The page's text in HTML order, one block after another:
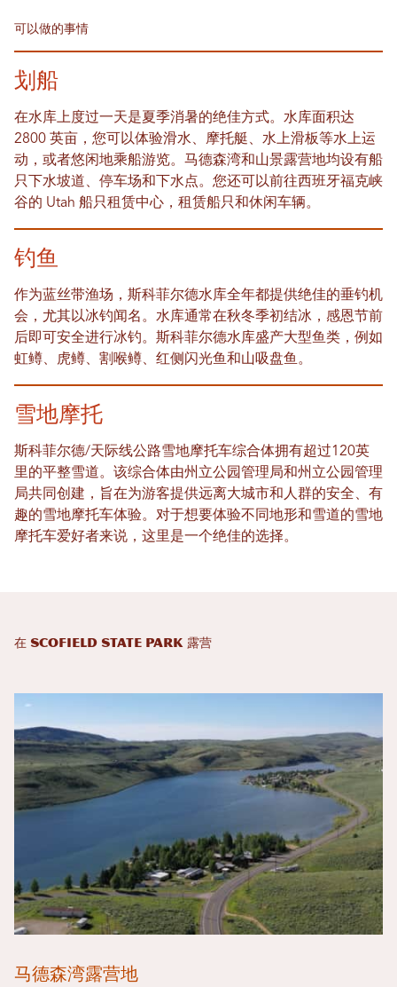
可以做的事情
划船
在水库上度过一天是夏季消暑的绝佳方式。水库面积达
2800 英亩，您可以体验滑水、摩托艇、水上滑板等水上运
动，或者悠闲地乘船游览。马德森湾和山景露营地均设有船
只下水坡道、停车场和下水点。您还可以前往西班牙福克峡
谷的 Utah 船只租赁中心，租赁船只和休闲车辆。
钓鱼
作为蓝丝带渔场，斯科菲尔德水库全年都提供绝佳的垂钓机
会，尤其以冰钓闻名。水库通常在秋冬季初结冰，感恩节前
后即可安全进行冰钓。斯科菲尔德水库盛产大型鱼类，例如
虹鳟、虎鳟、割喉鳟、红侧闪光鱼和山吸盘鱼。
雪地摩托
斯科菲尔德/天际线公路雪地摩托车综合体拥有超过120英
里的平整雪道。该综合体由州立公园管理局和州立公园管理
局共同创建，旨在为游客提供远离大城市和人群的安全、有
趣的雪地摩托车体验。对于想要体验不同地形和雪道的雪地
摩托车爱好者来说，这里是一个绝佳的选择。
在 Scofield State Park 露营
马德森湾露营地